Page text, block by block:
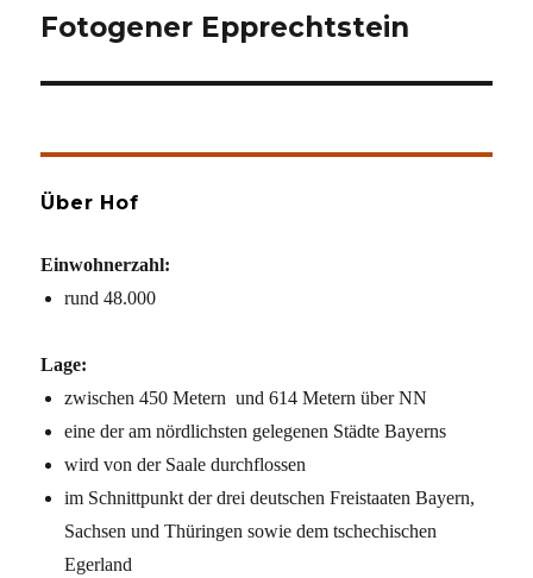
Nächster
Fotogener Epprechtstein
Über Hof
Einwohnerzahl:
rund 48.000
Lage:
zwischen 450 Metern und 614 Metern über NN
eine der am nördlichsten gelegenen Städte Bayerns
wird von der Saale durchflossen
im Schnittpunkt der drei deutschen Freistaaten Bayern,
Sachsen und Thüringen sowie dem tschechischen
Egerland